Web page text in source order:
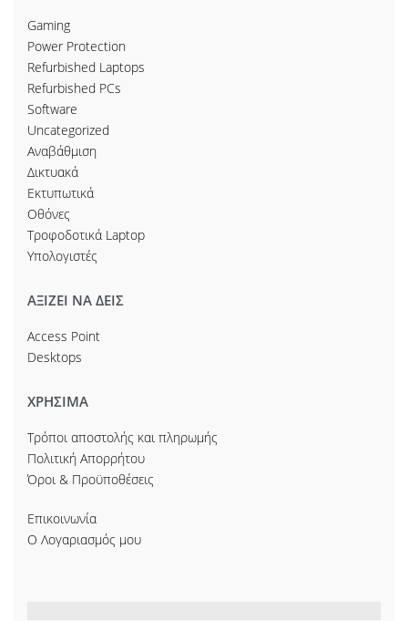
Gaming
Power Protection
Refurbished Laptops
Refurbished PCs
Software
Uncategorized
Αναβάθμιση
Δικτυακά
Εκτυπωτικά
Οθόνες
Τροφοδοτικά Laptop
Υπολογιστές
ΑΞΙΖΕΙ ΝΑ ΔΕΙΣ
Access Point
Desktops
ΧΡΗΣΙΜΑ
Τρόποι αποστολής και πληρωμής
Πολιτική Απορρήτου
Όροι & Προϋποθέσεις
Επικοινωνία
Ο Λογαριασμός μου